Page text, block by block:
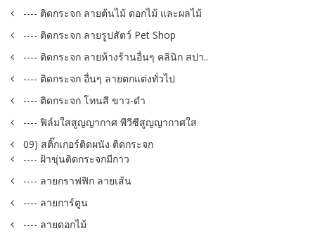
---- ติดกระจก ลายต้นไม้ ดอกไม้ และผลไม้
---- ติดกระจก ลายรูปสัตว์ Pet Shop
---- ติดกระจก ลายห้างร้านอื่นๆ คลินิก สปา..
---- ติดกระจก อื่นๆ ลายตกแต่งทั่วไป
---- ติดกระจก โทนสี ขาว-ดำ
---- ฟิล์มใสสูญญากาศ พีวีซีสูญญากาศใส
09) สติ๊กเกอร์ติดผนัง ติดกระจก
---- ฝ้าขุ่นติดกระจกมีกาว
---- ลายกราฟฟิก ลายเส้น
---- ลายการ์ตูน
---- ลายดอกไม้